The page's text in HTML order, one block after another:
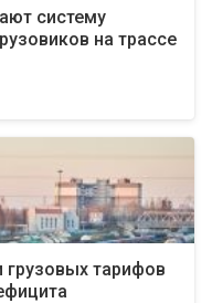
систему
на трассе
тарифов